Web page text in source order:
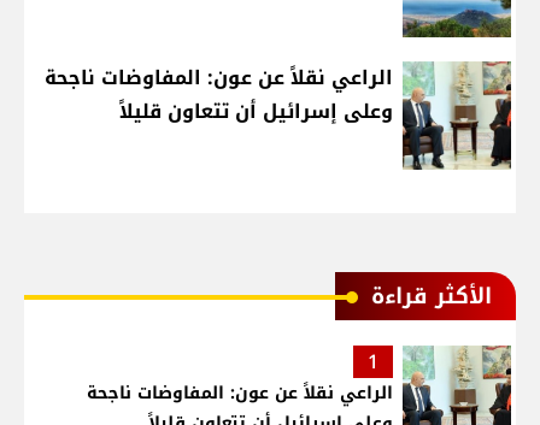
الراعي نقلاً عن عون: المفاوضات ناجحة
وعلى إسرائيل أن تتعاون قليلاً
الأكثر قراءة
1
الراعي نقلاً عن عون: المفاوضات ناجحة